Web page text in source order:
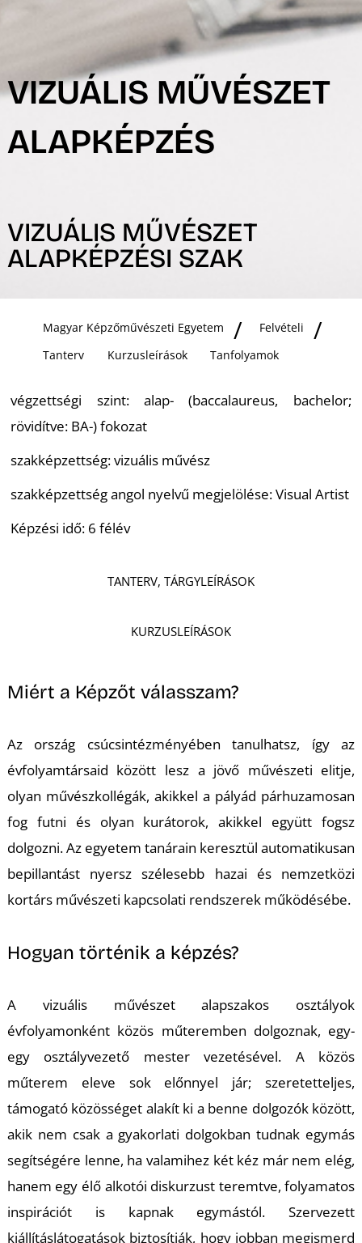
VIZUÁLIS MŰVÉSZET
ALAPKÉPZÉS
VIZUÁLIS MŰVÉSZET
ALAPKÉPZÉSI SZAK
Magyar Képzőművészeti Egyetem
Felvételi
Tanterv
Kurzusleírások Tanfolyamok
végzettségi szint: alap- (baccalaureus, bachelor;
rövidítve: BA-) fokozat
szakképzettség: vizuális művész
szakképzettség angol nyelvű megjelölése: Visual Artist
Képzési idő: 6 félév
TANTERV, TÁRGYLEÍRÁSOK
KURZUSLEÍRÁSOK
Miért a Képzőt válasszam?
Az ország csúcsintézményében tanulhatsz, így az
évfolyamtársaid között lesz a jövő művészeti elitje,
olyan művészkollégák, akikkel a pályád párhuzamosan
fog futni és olyan kurátorok, akikkel együtt fogsz
dolgozni. Az egyetem tanárain keresztül automatikusan
bepillantást nyersz szélesebb hazai és nemzetközi
kortárs művészeti kapcsolati rendszerek működésébe.
Hogyan történik a képzés?
A vizuális művészet alapszakos osztályok
évfolyamonként közös műteremben dolgoznak, egy-
egy osztályvezető mester vezetésével. A közös
műterem eleve sok előnnyel jár; szeretetteljes,
támogató közösséget alakít ki a benne dolgozók között,
akik nem csak a gyakorlati dolgokban tudnak egymás
segítségére lenne, ha valamihez két kéz már nem elég,
hanem egy élő alkotói diskurzust teremtve, folyamatos
inspirációt is kapnak egymástól. Szervezett
kiállításlátogatások biztosítják, hogy jobban megismerd